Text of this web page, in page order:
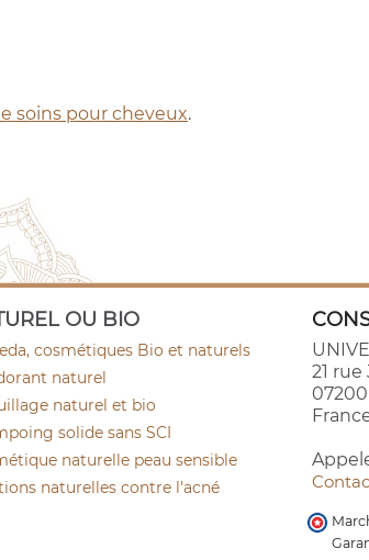
soins pour cheveux.
OU BIO
cosmétiques Bio et naturels
naturel
naturel et bio
solide sans SCI
naturelle peau sensible
naturelles contre l'acné
21 rue
07200